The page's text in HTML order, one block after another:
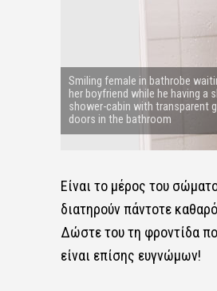
Smiling female in bathrobe
her boyfriend while he having a
shower-cabin with transparent
doors in the bathroom
Είναι το μέρος του
διατηρούν πάντοτε
Δώστε του τη φροντίδα
είναι επίσης ευγνώμων!